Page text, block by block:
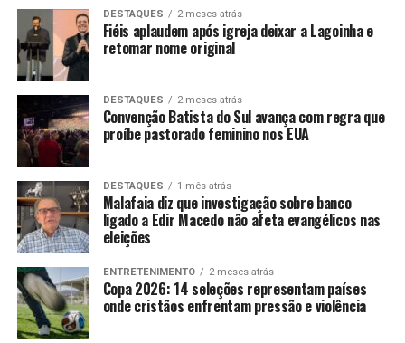
DESTAQUES 2 meses atrás
Fiéis aplaudem após igreja deixar a Lagoinha e
retomar nome original
DESTAQUES 2 meses atrás
Convenção Batista do Sul avança com regra que
proíbe pastorado feminino nos EUA
DESTAQUES 1 mês atrás
Malafaia diz que investigação sobre banco
ligado a Edir Macedo não afeta evangélicos nas
eleições
ENTRETENIMENTO 2 meses atrás
Copa 2026: 14 seleções representam países
onde cristãos enfrentam pressão e violência